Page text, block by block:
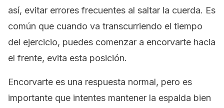
así, evitar errores frecuentes al saltar la cuerda. Es
común que cuando va transcurriendo el tiempo
del ejercicio, puedes comenzar a encorvarte hacia
el frente, evita esta posición.
Encorvarte es una respuesta normal, pero es
importante que intentes mantener la espalda bien